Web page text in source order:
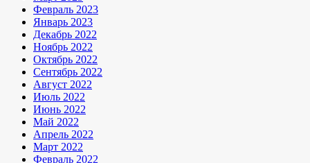
Февраль 2023
Январь 2023
Декабрь 2022
Ноябрь 2022
Октябрь 2022
Сентябрь 2022
Август 2022
Июль 2022
Июнь 2022
Май 2022
Апрель 2022
Март 2022
Февраль 2022